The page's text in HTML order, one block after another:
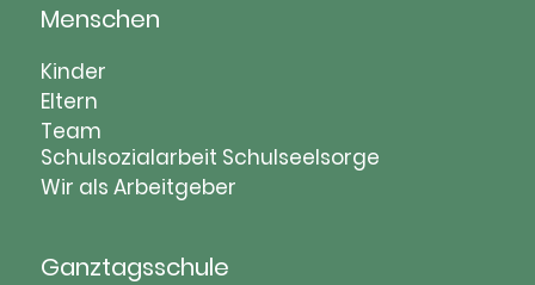
Menschen
Navigation
überspringen
Kinder
Eltern
Team
Schulsozialarbeit Schulseelsorge
Wir als Arbeitgeber
Ganztagsschule